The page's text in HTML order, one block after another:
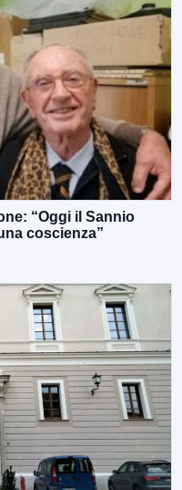
“Oggi il Sannio
coscienza”